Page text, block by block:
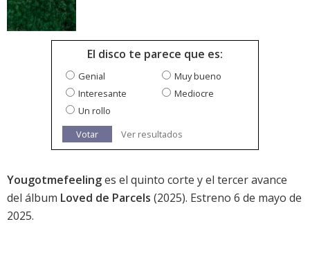
El disco te parece que es:
Genial
Muy bueno
Interesante
Mediocre
Un rollo
Votar
Ver resultados
Yougotmefeelinges el quinto corte y el tercer avance
del álbum Loved de Parcels (2025). Estreno 6 de mayo de
2025.